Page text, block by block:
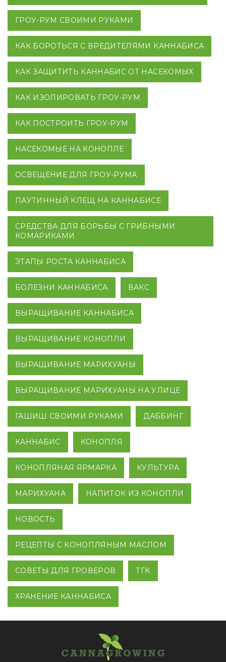
ГРОУ-РУМ СВОИМИ РУКАМИ
КАК БОРОТЬСЯ С ВРЕДИТЕЛЯМИ КАННАБИСА
КАК ЗАЩИТИТЬ КАННАБИС ОТ НАСЕКОМЫХ
КАК ИЗОЛИРОВАТЬ ГРОУ-РУМ
КАК ПОСТРОИТЬ ГРОУ-РУМ
НАСЕКОМЫЕ НА КОНОПЛЕ
ОСВЕЩЕНИЕ ДЛЯ ГРОУ-РУМА
ПАУТИННЫЙ КЛЕЩ НА КАННАБИСЕ
СРЕДСТВА ДЛЯ БОРЬБЫ С ГРИБНЫМИ
КОМАРИКАМИ
ЭТАПЫ РОСТА КАННАБИСА
БОЛЕЗНИ КАННАБИСА ВАКС
ВЫРАЩИВАНИЕ КАННАБИСА
ВЫРАЩИВАНИЕ КОНОПЛИ
ВЫРАЩИВАНИЕ МАРИХУАНЫ
ВЫРАЩИВАНИЕ МАРИХУАНЫ НА УЛИЦЕ
ГАШИШ СВОИМИ РУКАМИ ДАББИНГ
КАННАБИС КОНОПЛЯ
КОНОПЛЯНАЯ ЯРМАРКА КУЛЬТУРА
МАРИХУАНА НАПИТОК ИЗ КОНОПЛИ
НОВОСТЬ
РЕЦЕПТЫ С КОНОПЛЯНЫМ МАСЛОМ
СОВЕТЫ ДЛЯ ГРОВЕРОВ ТГК
ХРАНЕНИЕ КАННАБИСА